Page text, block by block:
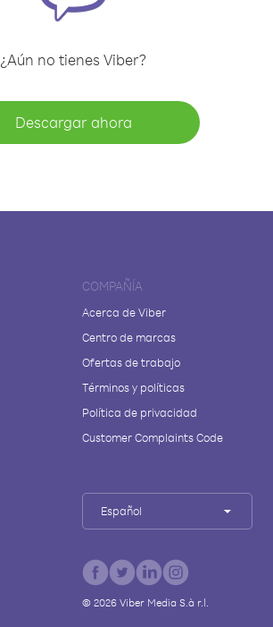
¿Aún no tienes Viber?
Descargar ahora
COMPAÑÍA
Acerca de Viber
Centro de marcas
Ofertas de trabajo
Términos y políticas
Política de privacidad
Customer Complaints Code
Español
© 2026Viber Media S.à r.l.